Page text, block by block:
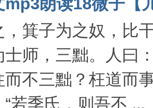
箕子为之奴，比
师，三黜。人曰
而不三黜？枉道而
若季氏，则吾不 ...